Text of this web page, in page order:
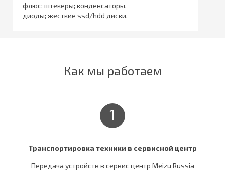
флюс; штекеры; конденсаторы,
диоды; жесткие ssd/hdd диски.
Как мы работаем
1
Транспортировка техники в сервисной центр
Передача устройств в сервис центр Meizu Russia